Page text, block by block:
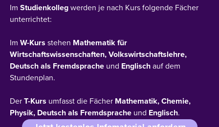
Im Studienkolleg werden je nach Kurs folgende Fächer
unterrichtet:
Im W-Kurs stehen Mathematik für
Wirtschaftswissenschaften, Volkswirtschaftslehre,
Deutsch als Fremdsprache und Englisch auf dem
Stundenplan.
Der T-Kurs umfasst die Fächer Mathematik, Chemie,
Physik, Deutsch als Fremdsprache und Englisch.